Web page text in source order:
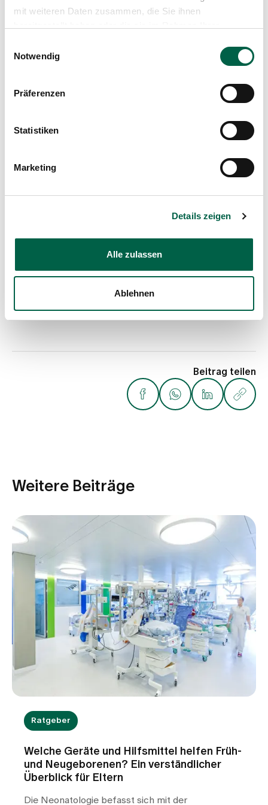
mit weiteren Daten zusammen, die Sie ihnen
Notwendig
Präferenzen
Statistiken
Marketing
Details zeigen
Alle zulassen
Ablehnen
0/0
Dr. med. Sora Linder
Beitrag teilen
Weitere Beiträge
Ratgeber
Welche Geräte und Hilfsmittel helfen Früh-
und Neugeborenen? Ein verständlicher
Überblick für Eltern
Die Neonatologie befasst sich mit der